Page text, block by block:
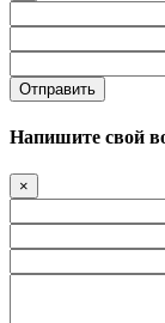
Отправить
Напишите свой
×